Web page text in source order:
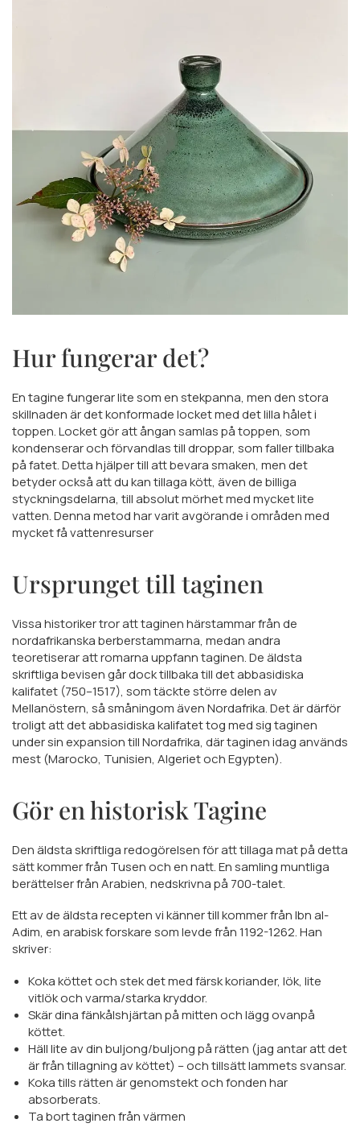
Hur fungerar det?
En tagine fungerar lite som en stekpanna, men den stora
skillnaden är det konformade locket med det lilla hålet i
toppen. Locket gör att ångan samlas på toppen, som
kondenserar och förvandlas till droppar, som faller tillbaka
på fatet. Detta hjälper till att bevara smaken, men det
betyder också att du kan tillaga kött, även de billiga
styckningsdelarna, till absolut mörhet med mycket lite
vatten. Denna metod har varit avgörande i områden med
mycket få vattenresurser
Ursprunget till taginen
Vissa historiker tror att taginen härstammar från de
nordafrikanska berberstammarna, medan andra
teoretiserar att romarna uppfann taginen. De äldsta
skriftliga bevisen går dock tillbaka till det abbasidiska
kalifatet (750–1517), som täckte större delen av
Mellanöstern, så småningom även Nordafrika. Det är därför
troligt att det abbasidiska kalifatet tog med sig taginen
under sin expansion till Nordafrika, där taginen idag används
mest (Marocko, Tunisien, Algeriet och Egypten).
Gör en historisk Tagine
Den äldsta skriftliga redogörelsen för att tillaga mat på detta
sätt kommer från Tusen och en natt. En samling muntliga
berättelser från Arabien, nedskrivna på 700-talet.
Ett av de äldsta recepten vi känner till kommer från Ibn al-
Adim, en arabisk forskare som levde från 1192-1262. Han
skriver:
Koka köttet och stek det med färsk koriander, lök, lite
vitlök och varma/starka kryddor.
Skär dina fänkålshjärtan på mitten och lägg ovanpå
köttet.
Häll lite av din buljong/buljong på rätten (jag antar att det
är från tillagning av köttet) – och tillsätt lammets svansar.
Koka tills rätten är genomstekt och fonden har
absorberats.
Ta bort taginen från värmen